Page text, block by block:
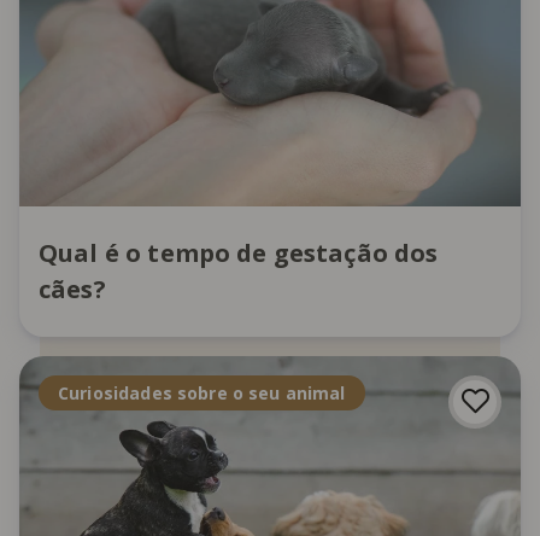
Qual é o tempo de gestação dos
cães?
Curiosidades sobre o seu animal